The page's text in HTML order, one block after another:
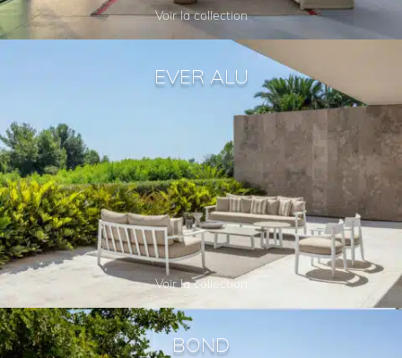
Voir la collection
EVER ALU
Voir la collection
BOND